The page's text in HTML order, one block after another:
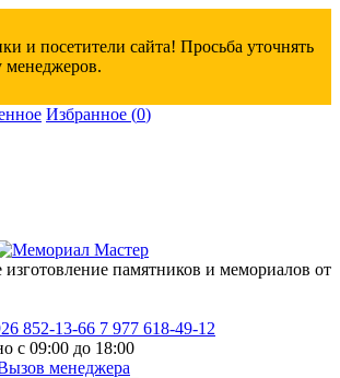
и посетители сайта! Просьба уточнять
менеджеров.
Избранное (0)
памятников и мемориалов от
852-13-66 7 977 618-49-12
с 09:00 до 18:00
менеджера